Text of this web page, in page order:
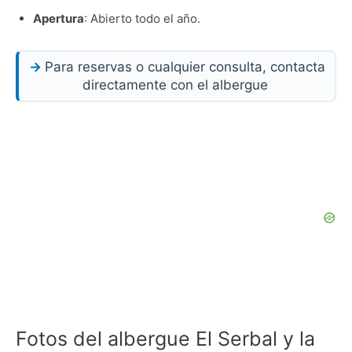
Apertura: Abierto todo el año.
Para reservas o cualquier consulta, contacta
directamente con el albergue
Fotos del albergue El Serbal y la